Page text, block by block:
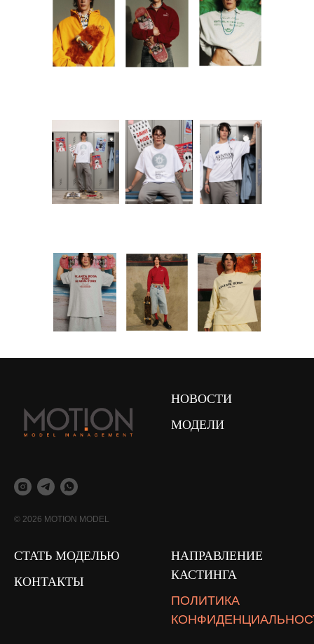
© 2026 MOTION MODEL
НОВОСТИ
МОДЕЛИ
СТАТЬ МОДЕЛЬЮ
КОНТАКТЫ
НАПРАВЛЕНИЕ
КАСТИНГА
ПОЛИТИКА